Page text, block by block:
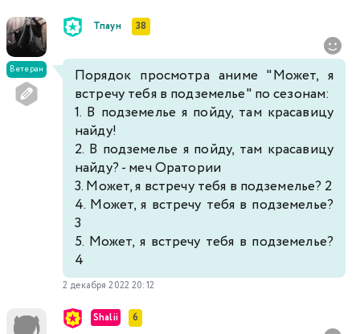
Ветеран
Тпаун 38
Порядок просмотра аниме "Может, я
встречу тебя в подземелье" по сезонам:
1. В подземелье я пойду, там красавицу
найду!
2. В подземелье я пойду, там красавицу
найду? - меч Оратории
3. Может, я встречу тебя в подземелье? 2
4. Может, я встречу тебя в подземелье?
3
5. Может, я встречу тебя в подземелье?
4
2 декабря 2022 20:12
Shalii 6